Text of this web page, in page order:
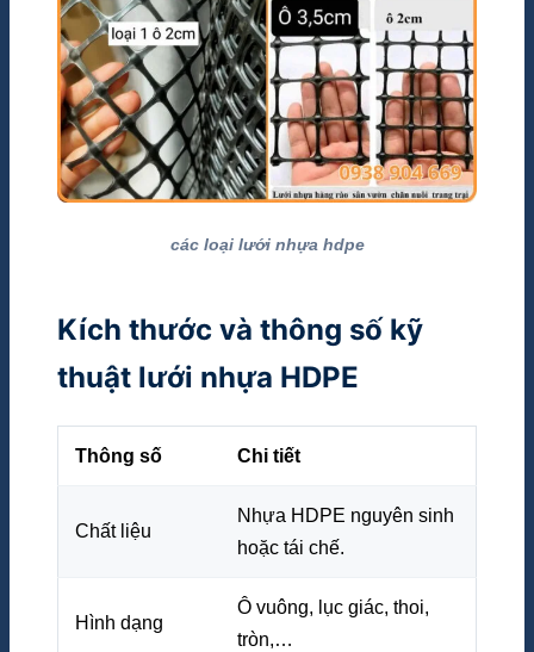
các loại lưới nhựa hdpe
Kích thước và thông số kỹ
thuật lưới nhựa HDPE
Thông số Chi tiết
Chất liệu
Nhựa HDPE nguyên sinh
hoặc tái chế.
Hình dạng
Ô vuông, lục giác, thoi,
tròn,…